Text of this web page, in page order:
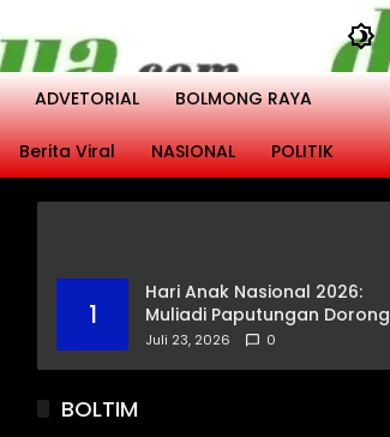
ADVETORIAL BOLMONG RAYA
Berita Viral NASIONAL POLITIK
1
Hari Anak Nasional 2026:
Muliadi Paputungan Dorong
Pemerataan Akses
Juli 23, 2026 0
BOLTIM